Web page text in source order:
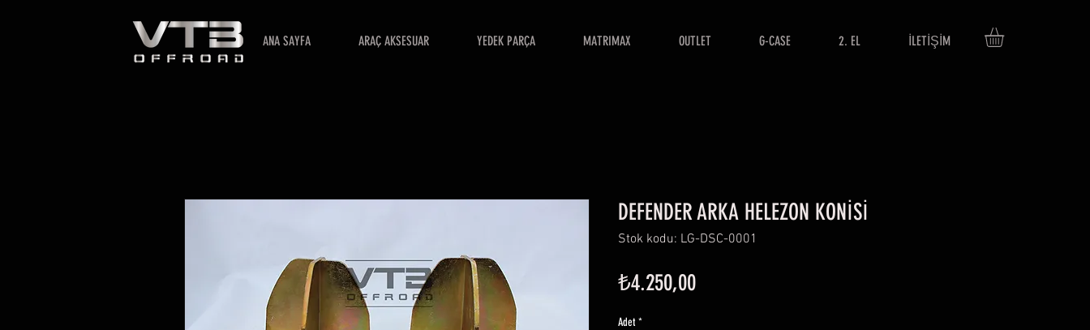
ANA SAYFA ARAÇ AKSESUAR YEDEK PARÇA MATRIMAX OUTLET G-CASE 2. EL İLETİŞİM
DEFENDER ARKA HELEZON KONİSİ
Stok kodu: LG-DSC-0001
₺4.250,00Fiyat
Adet *